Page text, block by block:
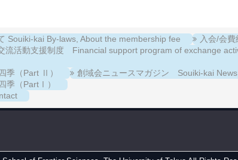
Souiki-kai By-laws, About the membership fee
入会/会
流活動支援制度 Financial support program of exchange
季（Part Ⅱ）
季（PartⅠ）
創域会ニュースマガジン Souiki-kai